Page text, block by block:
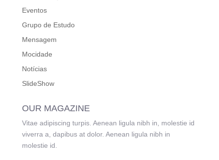
Eventos
Grupo de Estudo
Mensagem
Mocidade
Notícias
SlideShow
OUR MAGAZINE
Vitae adipiscing turpis. Aenean ligula nibh in, molestie id
viverra a, dapibus at dolor. Aenean ligula nibh in
molestie id.